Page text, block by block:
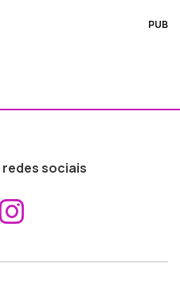
PUB
sociais
Aceder ao